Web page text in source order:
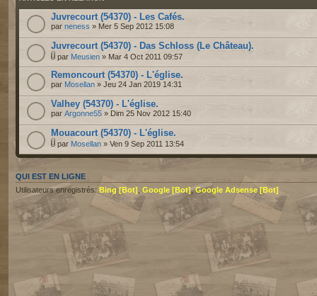
Juvrecourt (54370) - Les Cafés.
par neness » Mer 5 Sep 2012 15:08
Juvrecourt (54370) - Das Schloss (Le Château).
par Meusien » Mar 4 Oct 2011 09:57
Remoncourt (54370) - L'église.
par Mosellan » Jeu 24 Jan 2019 14:31
Valhey (54370) - L'église.
par Argonne55 » Dim 25 Nov 2012 15:40
Mouacourt (54370) - L'église.
par Mosellan » Ven 9 Sep 2011 13:54
QUI EST EN LIGNE
Utilisateurs enregistrés:Bing [Bot] Google [Bot],Google Adsense [Bot]